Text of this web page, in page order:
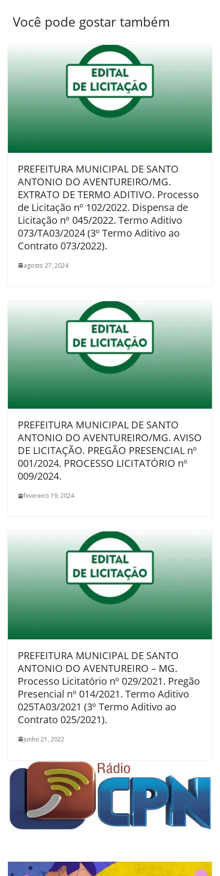
Você pode gostar também
PREFEITURA MUNICIPAL DE SANTO
ANTONIO DO AVENTUREIRO/MG.
EXTRATO DE TERMO ADITIVO. Processo
de Licitação nº 102/2022. Dispensa de
Licitação nº 045/2022. Termo Aditivo
073/TA03/2024 (3º Termo Aditivo ao
Contrato 073/2022).
agosto 27, 2024
PREFEITURA MUNICIPAL DE SANTO
ANTONIO DO AVENTUREIRO/MG. AVISO
DE LICITAÇÃO. PREGÃO PRESENCIAL nº
001/2024. PROCESSO LICITATÓRIO nº
009/2024.
fevereiro 19, 2024
PREFEITURA MUNICIPAL DE SANTO
ANTONIO DO AVENTUREIRO – MG.
Processo Licitatório nº 029/2021. Pregão
Presencial nº 014/2021. Termo Aditivo
025TA03/2021 (3º Termo Aditivo ao
Contrato 025/2021).
junho 21, 2022